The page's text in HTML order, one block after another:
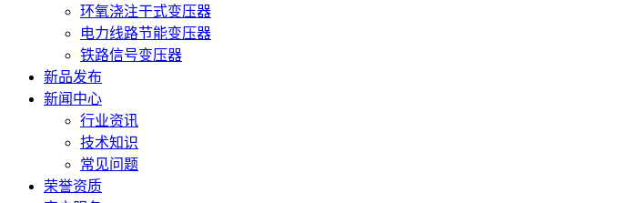
环氧浇注干式变压器
电力线路节能变压器
铁路信号变压器
新品发布
新闻中心
行业资讯
技术知识
常见问题
荣誉资质